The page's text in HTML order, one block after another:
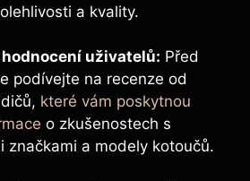
a kvality.
hodnocení uživatelů: Před
podívejte na recenze od
které vám poskytnou
o zkušenostech s
značkami a modely kotoučů.